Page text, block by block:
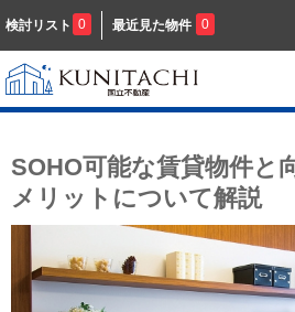
検討リスト 0 最近見た物件 0
SOHO可能な賃貸物件と
メリットについて解説